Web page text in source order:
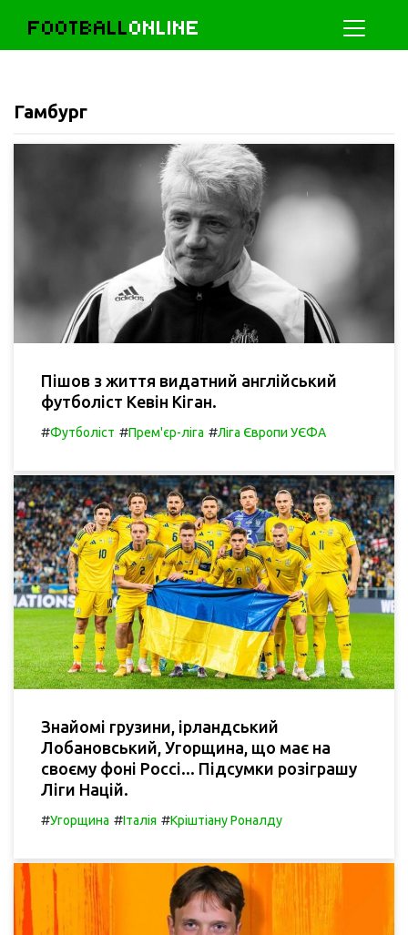
FOOTBALLONLINE
Гамбург
Пішов з життя видатний англійський
футболіст Кевін Кіган.
#Футболіст #Прем'єр-ліга #Ліга Європи УЄФА
Знайомі грузини, ірландський
Лобановський, Угорщина, що має на
своєму фоні Россі... Підсумки розіграшу
Ліги Націй.
#Угорщина #Італія #Кріштіану Роналду